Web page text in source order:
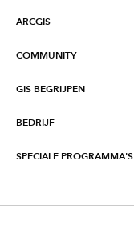
ARCGIS
Over ArcGIS
COMMUNITY
Online Communities
GIS BEGRIJPEN
Wat is GIS?
BEDRIJF
Over Esri BeLux
SPECIALE PROGRAMMA'S